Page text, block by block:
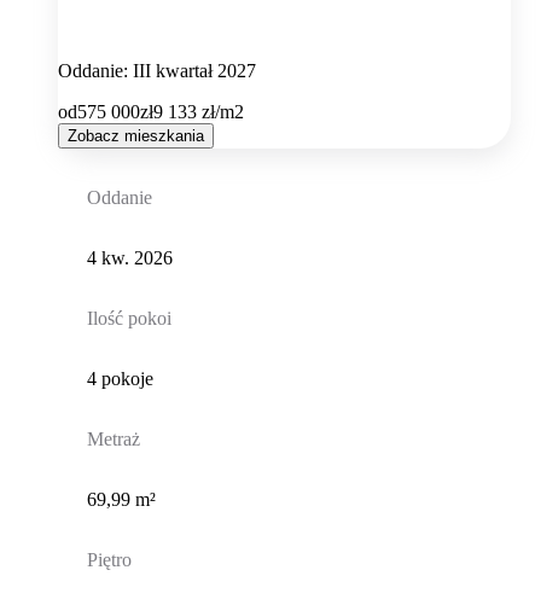
Oddanie: III kwartał 2027
od575 000zł9 133 zł/m2
Zobacz mieszkania
Oddanie
4 kw. 2026
Ilość pokoi
4 pokoje
Metraż
69,99 m²
Piętro